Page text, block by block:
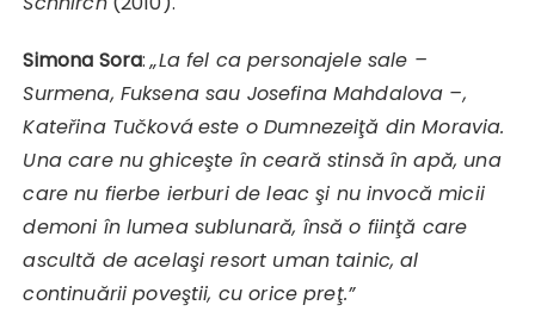
Simona Sora:„La fel ca personajele sale –
Surmena, Fuksena sau Josefina Mahdalova –,
Kateřina Tučkováeste o Dumnezeiţă din Moravia.
Una care nu ghiceşte în ceară stinsă în apă, una
care nu fierbe ierburi de leac şi nu invocă micii
demoni în lumea sublunară, însă o fiinţă care
ascultă de acelaşi resort uman tainic, al
continuării poveştii, cu orice preţ.”